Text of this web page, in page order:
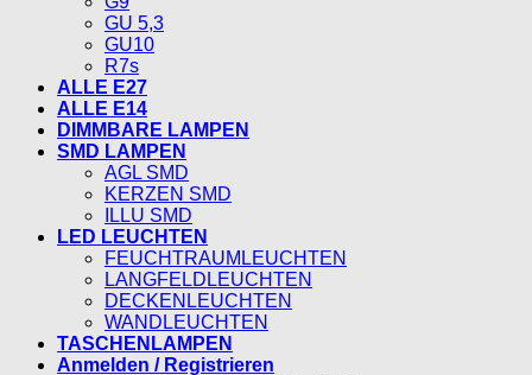
GU 5,3
GU10
R7s
ALLE E27
ALLE E14
DIMMBARE LAMPEN
SMD LAMPEN
AGL SMD
KERZEN SMD
ILLU SMD
LED LEUCHTEN
FEUCHTRAUMLEUCHTEN
LANGFELDLEUCHTEN
DECKENLEUCHTEN
WANDLEUCHTEN
TASCHENLAMPEN
Anmelden / Registrieren